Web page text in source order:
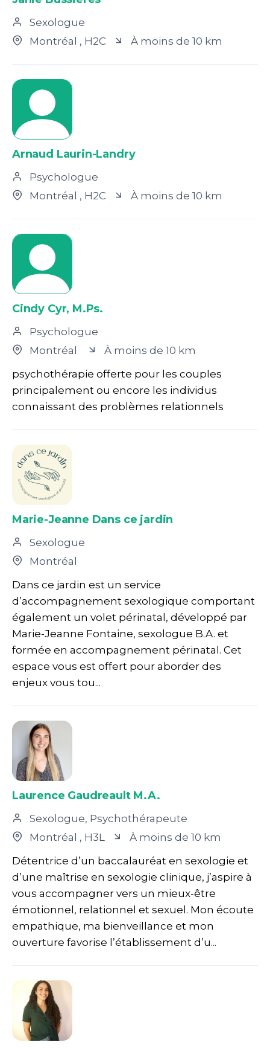
Sexologue
Montréal , H2C À moins de 10 km
Arnaud Laurin-Landry
Psychologue
Montréal , H2C À moins de 10 km
Cindy Cyr, M.Ps.
Psychologue
Montréal
À moins de 10 km
psychothérapie offerte pour les couples
principalement ou encore les individus
connaissant des problèmes relationnels
Marie-Jeanne Dans ce jardin
Sexologue
Montréal
Dans ce jardin est un service
d’accompagnement sexologique comportant
également un volet périnatal, développé par
Marie-Jeanne Fontaine, sexologue B.A. et
formée en accompagnement périnatal. Cet
espace vous est offert pour aborder des
enjeux vous tou...
Laurence Gaudreault M.A.
Sexologue, Psychothérapeute
Montréal , H3L
À moins de 10 km
Détentrice d’un baccalauréat en sexologie et
d’une maîtrise en sexologie clinique, j’aspire à
vous accompagner vers un mieux-être
émotionnel, relationnel et sexuel. Mon écoute
empathique, ma bienveillance et mon
ouverture favorise l’établissement d’u...